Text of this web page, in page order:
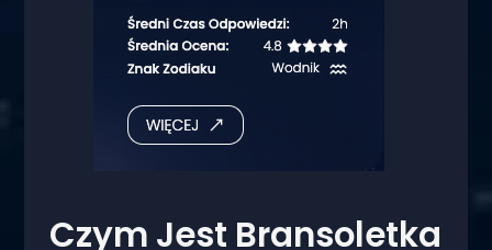
Czym Jest Bransoletka